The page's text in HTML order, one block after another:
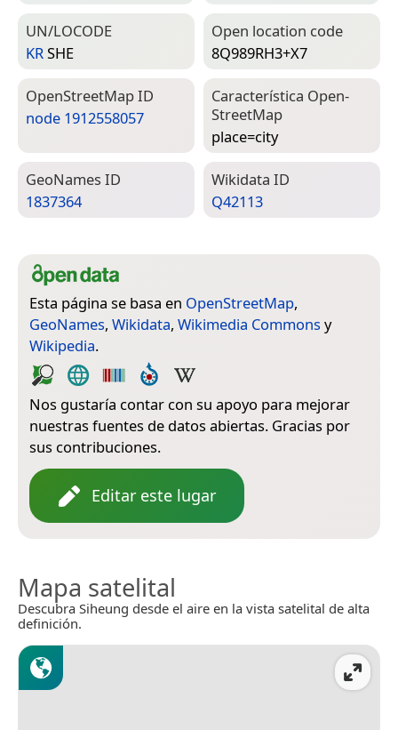
UN/LOCODE
KRSHE
Open location code
8Q989RH3+X7
Open­Street­Map ID
node 1912558057
Característica Open­
Street­Map
place=­city
Geo­Names ID
1837364
Wiki­data ID
Q42113
Esta página se basa en OpenStreetMap,
GeoNames, Wikidata, Wikimedia Commons y
Wikipedia.
Nos gustaría contar con su apoyo para mejorar
nuestras fuentes de datos abiertas. Gracias por
sus contribuciones.
Editar este lugar
Mapa satelital
Descubra Siheung desde el aire en la vista satelital de alta
definición.